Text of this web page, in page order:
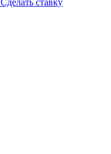
Сделать ставку